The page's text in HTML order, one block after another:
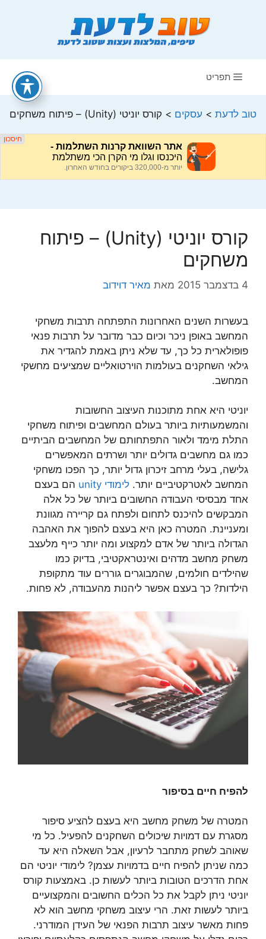
תפריט
טוב לדעת > עסקים > קורס יוניטי (Unity) – פיתוח משחקים
קורס יוניטי (Unity) – פיתוח
משחקים
4 בדצמבר 2015 מאת מאיר דוידוב
בעשרות השנים האחרונות התפתחה תרבות משחקי
המחשב באופן ניכר וכיום כבר מדובר על תרבות פנאי
פופולארית כל כך, עד שלא ניתן באמת להגדיר את
גילאי השחקנים בעולמות הוירטואליים שמציעים מחשקי
המחשב.
יוניטי היא אחת מתוכנות העיצוב החשובות
והמשמעותיות ביותר בעולם המחשבים ופיתוח משחקי
התלת מימד ולאור התפתחותם של המחשבים הביתיים
כמו גם מחשבים גדולים יותר ושרתים המאפשרים
גלישה, בעלי מרחב זיכרון גדול יותר, כך הפכו משחקי
המחשב לאטרקטיביים יותר. לימודי unity
הם בעצם
אחד מבסיסי העבודה החשובים ביותר של כל אלה
המבקשים להיכנס לתחום ולפתח גם קריירה מגוונת
ומעניינת. המטרה כאן היא בעצם להפוך את האהבה
הגדולה ביותר של אדם למקצוע ומה יותר כייף מלעצב
משחק מחשב מדהים ואינטראקטיבי, בדיוק כמו
שהילדים חולמים, שהמבוגרים גוררים עוד מתקופת
הילדות? כך בעצם אפשר ליהנות מהעבודה, לא פחות.
להפיח חיים בסיפור
המטרה של משחק מחשב היא בעצם להציע סיפור
מסגרת עם דמויות שיכולים השחקנים להפעיל. כל מי
שאוהב לשחק מתחבר לרעיון, אבל השאלה היא עד
כמה שניתן להפיח חיים בדמויות עצמן? לימודי יוניטי הם
אחת הדרכים הטובות ביותר לעשות כן. באמצעות קורס
יוניטי ניתן לקבל את כל הכלים החשובים והמקצועיים
ביותר לעשות זאת. הרי עיצוב משחקי מחשב הוא לא
פחות מאשר עיצוב תרבות הפנאי של העידן המודרני.